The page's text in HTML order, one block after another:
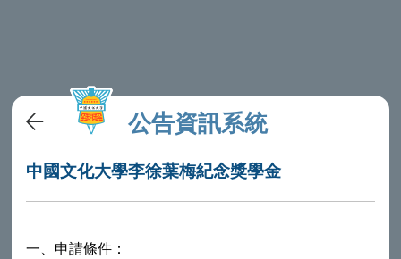
公告資訊系統
中國文化大學李徐葉梅紀念獎學金
一、申請條件：